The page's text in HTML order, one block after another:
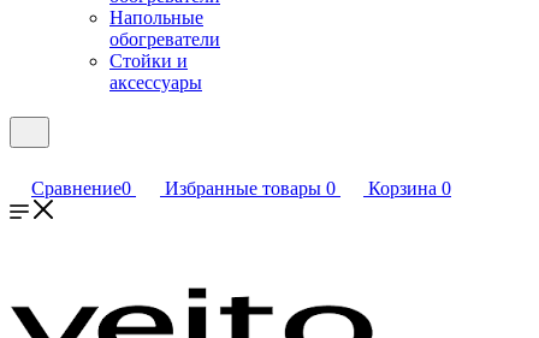
Напольные
обогреватели
Стойки и
аксессуары
Сравнение0 Избранные товары 0 Корзина 0